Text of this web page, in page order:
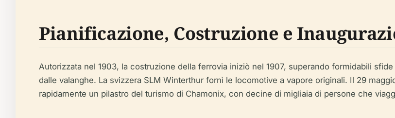
Pianificazione, Costruzione e
Autorizzata nel 1903, la costruzione della ferrovia iniziò nel 1907, superando formidabili
dalle valanghe. La svizzera SLM Winterthur fornì le locomotive a vapore originali. Il 29
rapidamente un pilastro del turismo di Chamonix, con decine di migliaia di persone che